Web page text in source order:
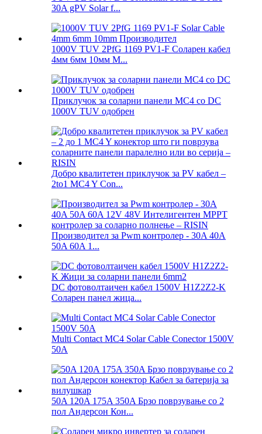
30A gPV Solar f...
1000V TUV 2PfG 1169 PV1-F Соларен кабел
4мм 6мм 10мм М...
Приклучок за соларни панели MC4 со DC
1000V TUV одобрен
Добро квалитетен приклучок за PV кабел –
2to1 MC4 Y Con...
Производител за Pwm контролер - 30A 40A
50A 60A 1...
DC фотоволтаичен кабел 1500V H1Z2Z2-K
Соларен панел жица...
Multi Contact MC4 Solar Cable Conector 1500V
50A
50A 120A 175A 350A Брзо поврзување со 2
пол Андерсон Кон...